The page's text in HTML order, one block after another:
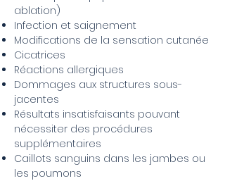
ablation)
Infection et saignement
Modifications de la sensation cutanée
Cicatrices
Réactions allergiques
Dommages aux structures sous-
jacentes
Résultats insatisfaisants pouvant
nécessiter des procédures
supplémentaires
Caillots sanguins dans les jambes ou
les poumons